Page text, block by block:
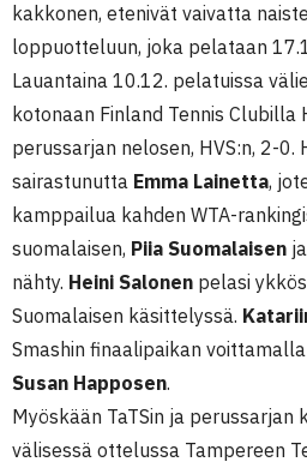
kakkonen, etenivät vaivatta
loppuotteluun, joka pelataan
Lauantaina 10.12. pelatuissa
kotonaan Finland Tennis
perussarjan nelosen, HVS:n, 2-0.
sairastunutta Emma Lainetta,
kamppailua kahden WTA-
suomalaisen, Piia Suomalaisen
nähty. Heini Salonen pelasi
Suomalaisen käsittelyssä.
Smashin finaalipaikan
Susan Happosen.
Myöskään TaTSin ja perussarjan
välisessä ottelussa Tampereen